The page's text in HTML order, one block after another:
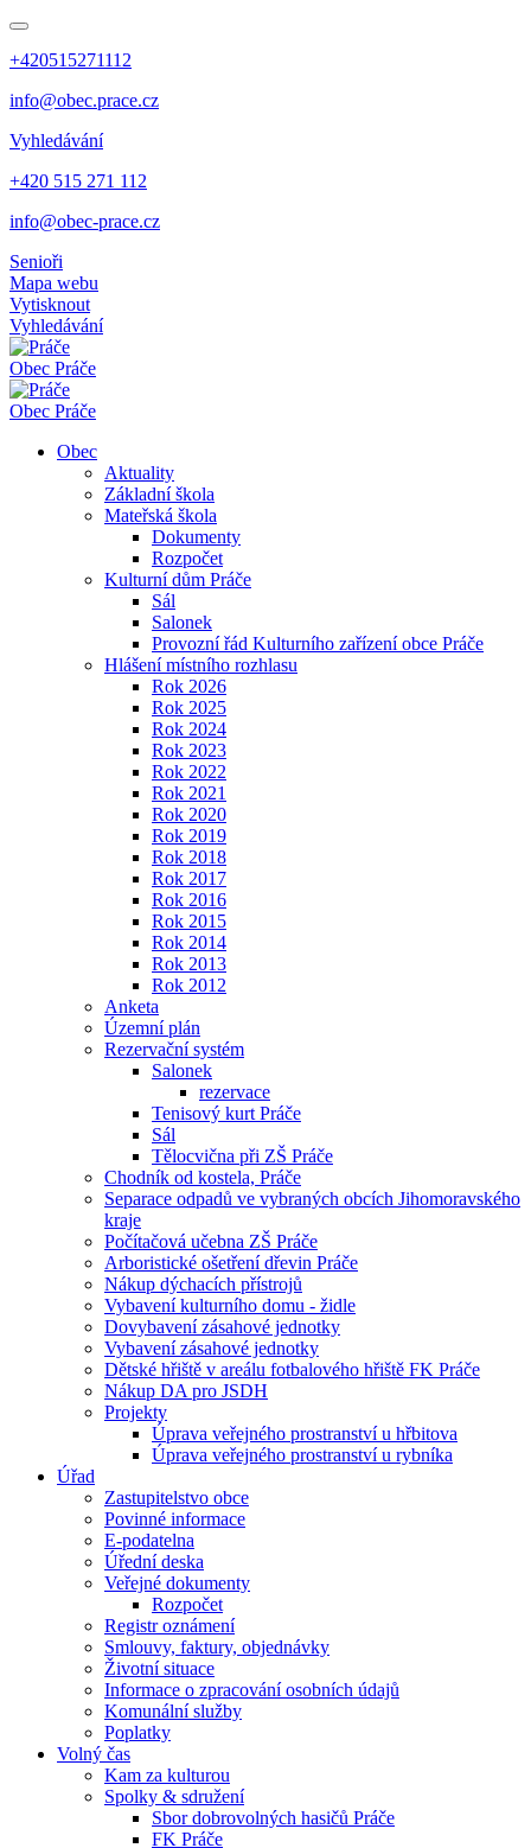
+420515271112
info@obec.prace.cz
Vyhledávání
+420 515 271 112
info@obec-prace.cz
Senioři
Mapa webu
Vytisknout
Vyhledávání
Obec Práče
Obec Práče
Obec
Aktuality
Základní škola
Mateřská škola
Dokumenty
Rozpočet
Kulturní dům Práče
Sál
Salonek
Provozní řád Kulturního zařízení obce Práče
Hlášení místního rozhlasu
Rok 2026
Rok 2025
Rok 2024
Rok 2023
Rok 2022
Rok 2021
Rok 2020
Rok 2019
Rok 2018
Rok 2017
Rok 2016
Rok 2015
Rok 2014
Rok 2013
Rok 2012
Anketa
Územní plán
Rezervační systém
Salonek
rezervace
Tenisový kurt Práče
Sál
Tělocvična při ZŠ Práče
Chodník od kostela, Práče
Separace odpadů ve vybraných obcích Jihomoravského
kraje
Počítačová učebna ZŠ Práče
Arboristické ošetření dřevin Práče
Nákup dýchacích přístrojů
Vybavení kulturního domu - židle
Dovybavení zásahové jednotky
Vybavení zásahové jednotky
Dětské hřiště v areálu fotbalového hřiště FK Práče
Nákup DA pro JSDH
Projekty
Úprava veřejného prostranství u hřbitova
Úprava veřejného prostranství u rybníka
Úřad
Zastupitelstvo obce
Povinné informace
E-podatelna
Úřední deska
Veřejné dokumenty
Rozpočet
Registr oznámení
Smlouvy, faktury, objednávky
Životní situace
Informace o zpracování osobních údajů
Komunální služby
Poplatky
Volný čas
Kam za kulturou
Spolky & sdružení
Sbor dobrovolných hasičů Práče
FK Práče